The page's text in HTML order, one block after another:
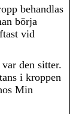
behandlas
börja
vid
den sitter.
i kroppen
Min